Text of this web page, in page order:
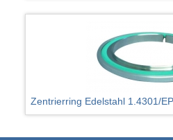
Zentrierring Edelstahl 1.4301/